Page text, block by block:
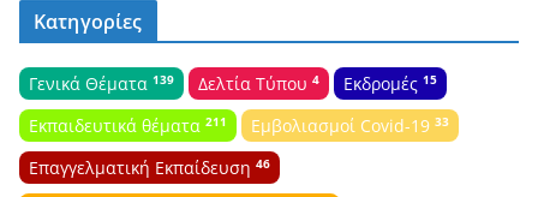
Κατηγορίες
Γενικά Θέματα 139 Δελτία Τύπου 4 Εκδρομές 15
Εκπαιδευτικά θέματα 211 Εμβολιασμοί Covid-19 33
Επαγγελματική Εκπαίδευση 46